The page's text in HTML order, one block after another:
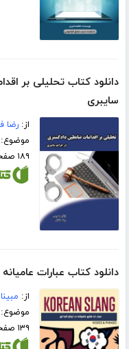
دانلود کتاب تحلیلی بر
سایبری
از:رضا
۱۸۹ صفحه
دانلود کتاب عبارات
از:
۱۳۹ صفحه